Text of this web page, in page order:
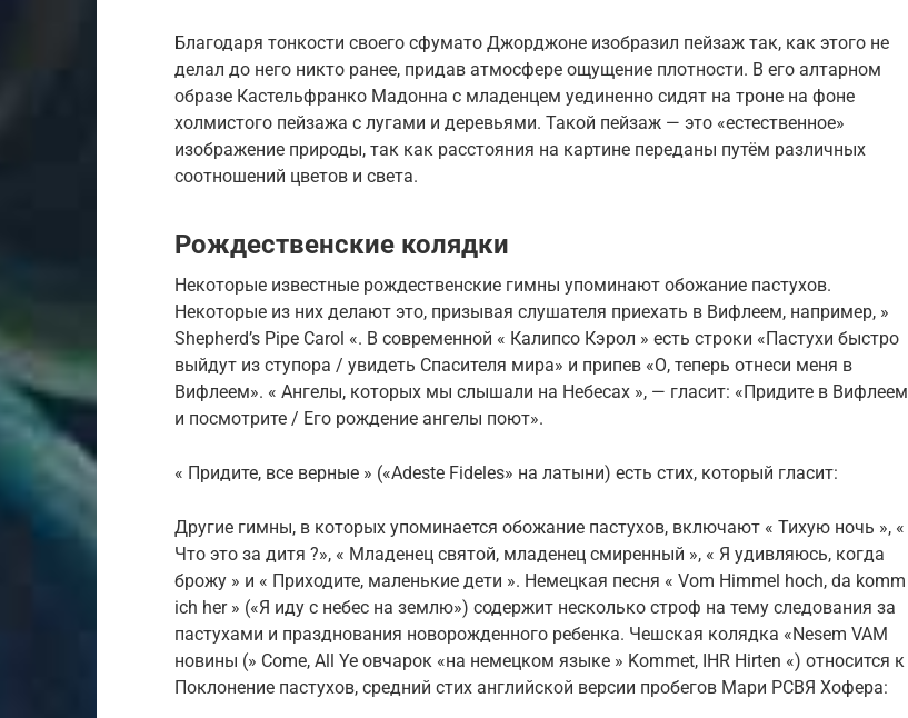
Благодаря тонкости своего сфумато Джорджоне изобразил пейзаж так, как этого не
делал до него никто ранее, придав атмосфере ощущение плотности. В его алтарном
образе Кастельфранко Мадонна с младенцем уединенно сидят на троне на фоне
холмистого пейзажа с лугами и деревьями. Такой пейзаж — это «естественное»
изображение природы, так как расстояния на картине переданы путём различных
соотношений цветов и света.
Рождественские колядки
Некоторые известные рождественские гимны упоминают обожание пастухов.
Некоторые из них делают это, призывая слушателя приехать в Вифлеем, например, »
Shepherd’s Pipe Carol «. В современной « Калипсо Кэрол » есть строки «Пастухи быстро
выйдут из ступора / увидеть Спасителя мира» и припев «О, теперь отнеси меня в
Вифлеем». « Ангелы, которых мы слышали на Небесах », — гласит: «Придите в Вифлеем
и посмотрите / Его рождение ангелы поют».
« Придите, все верные » («Adeste Fideles» на латыни) есть стих, который гласит:
Другие гимны, в которых упоминается обожание пастухов, включают « Тихую ночь », «
Что это за дитя ?», « Младенец святой, младенец смиренный », « Я удивляюсь, когда
брожу » и « Приходите, маленькие дети ». Немецкая песня « Vom Himmel hoch, da komm
ich her » («Я иду с небес на землю») содержит несколько строф на тему следования за
пастухами и празднования новорожденного ребенка. Чешская колядка «Nesem VAM
новины (» Come, All Ye овчарок «на немецком языке » Kommet, IHR Hirten «) относится к
Поклонение пастухов, средний стих английской версии пробегов Мари РСВЯ Хофера: